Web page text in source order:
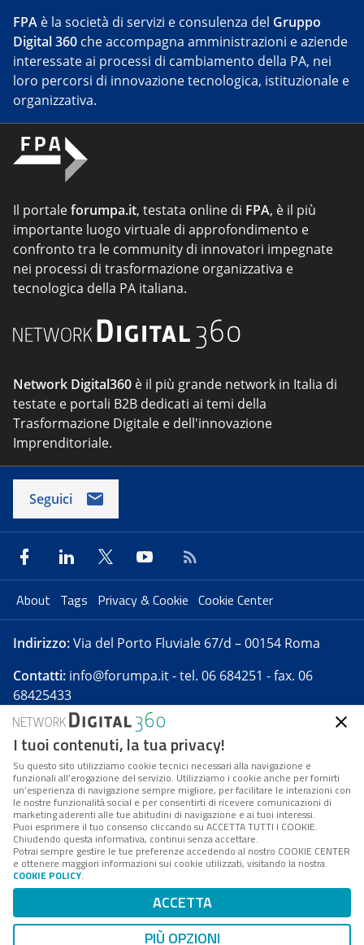
FPA è la società di servizi e consulenza del Gruppo
Digital 360 che accompagna amministrazioni e aziende
interessate ai processi di cambiamento della PA, nei
loro percorsi di innovazione tecnologica, istituzionale e
organizzativa.
Il portaleforumpa.it, testata online di FPA, è il più
importante luogo virtuale di approfondimento e
confronto tra le community di innovatori impegnate
nei processi di trasformazione organizzativa e
tecnologica della PA italiana.
Network Digital360 è il più grande network in Italia di
testate e portali B2B dedicati ai temi della
Trasformazione Digitale e dell'innovazione
Imprenditoriale.
Seguici
About Tags Privacy & Cookie Cookie Center
Indirizzo:Via del Porto Fluviale 67/d – 00154 Roma
Contatti: info@forumpa.it- tel. 06 684251 - fax. 06
68425433
Forumpa.itè una pubblicazione telematica iscritta
presso Registro della stampa del Tribunale di Roma -
Reg. n. 182 del 2 maggio 2008 - Direttore resp. Michela
Stentella
FPA s.r.l. è società soggetta a Direzione e
Coordinamento da parte di Digital360 S.p.A. - FPA s.r.l.
è un'azienda certificata per il sistema di management
Codice Fiscale/Partita IVA n. 10693191008 - R.E.A. Roma
n. 1249791. ISP AWS
Mappa del sito
I tuoi contenuti, la tua privacy!
Su questo sito utilizziamo cookie tecnici necessari alla navigazione e
funzionali all’erogazione del servizio. Utilizziamo i cookie anche per fornirti
un’esperienza di navigazione sempre migliore, per facilitare le interazioni con
le nostre funzionalità social e per consentirti di ricevere comunicazioni di
marketing aderenti alle tue abitudini di navigazione e ai tuoi interessi.
Puoi esprimere il tuo consenso cliccando su ACCETTA TUTTI I COOKIE.
Chiudendo questa informativa, continui senza accettare.
Potrai sempre gestire le tue preferenze accedendo al nostro COOKIE CENTER
e ottenere maggiori informazioni sui cookie utilizzati, visitando la nostra
COOKIE POLICY.
ACCETTA
PIÙ OPZIONI